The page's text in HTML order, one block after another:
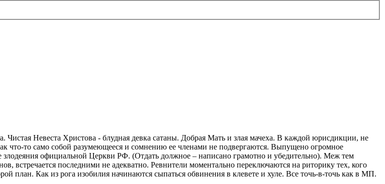
Невеста Христова - блудная девка сатаны. Добрая Мать и злая мачеха. В каждой юрисдикции, не
то само собой разумеющееся и сомнению ее членами не подвергаются. Выпущено огромное
официальной Церкви РФ. (Отдать должное – написано грамотно и убедительно). Меж тем
встречается последними не адекватно. Ревнители моментально переключаются на риторику тех, кого
план. Как из рога изобилия начинаются сыпаться обвинения в клевете и хуле. Все точь-в-точь как в МП.